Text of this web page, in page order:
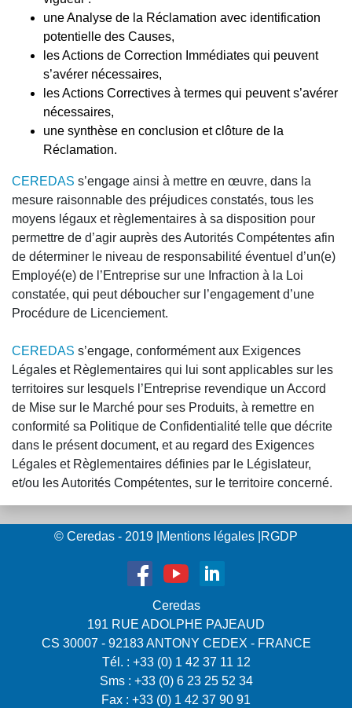
une Analyse de la Réclamation avec identification
potentielle des Causes,
les Actions de Correction Immédiates qui peuvent
s’avérer nécessaires,
les Actions Correctives à termes qui peuvent s’avérer
nécessaires,
une synthèse en conclusion et clôture de la
Réclamation.
CEREDAS s’engage ainsi à mettre en œuvre, dans la
mesure raisonnable des préjudices constatés, tous les
moyens légaux et règlementaires à sa disposition pour
permettre de d’agir auprès des Autorités Compétentes afin
de déterminer le niveau de responsabilité éventuel d’un(e)
Employé(e) de l’Entreprise sur une Infraction à la Loi
constatée, qui peut déboucher sur l’engagement d’une
Procédure de Licenciement.
CEREDAS s’engage, conformément aux Exigences
Légales et Règlementaires qui lui sont applicables sur les
territoires sur lesquels l’Entreprise revendique un Accord
de Mise sur le Marché pour ses Produits, à remettre en
conformité sa Politique de Confidentialité telle que décrite
dans le présent document, et au regard des Exigences
Légales et Règlementaires définies par le Législateur,
et/ou les Autorités Compétentes, sur le territoire concerné.
© Ceredas - 2019 Mentions légales RGDP
Ceredas
191 RUE ADOLPHE PAJEAUD
CS 30007 - 92183 ANTONY CEDEX - FRANCE
Tél. : +33 (0) 1 42 37 11 12
Sms : +33 (0) 6 23 25 52 34
Fax : +33 (0) 1 42 37 90 91